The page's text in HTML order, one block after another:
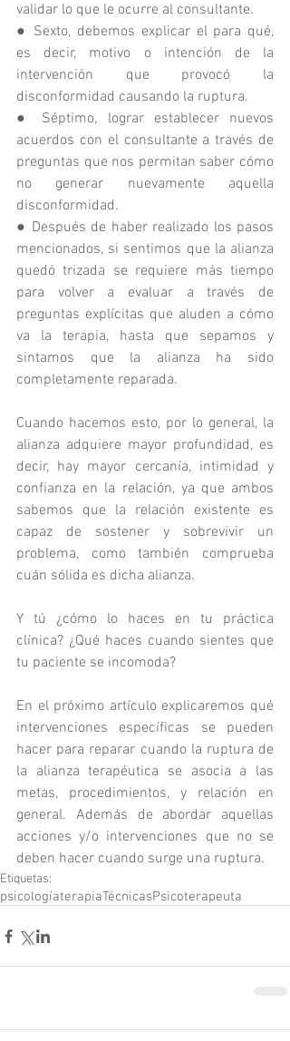
validar lo que le ocurre al consultante.
● Sexto, debemos explicar el para qué,
es decir, motivo o intención de la
intervención que provocó la
disconformidad causando la ruptura.
● Séptimo, lograr establecer nuevos
acuerdos con el consultante a través de
preguntas que nos permitan saber cómo
no generar nuevamente aquella
disconformidad.
● Después de haber realizado los pasos
mencionados, si sentimos que la alianza
quedó trizada se requiere más tiempo
para volver a evaluar a través de
preguntas explícitas que aluden a cómo
va la terapia, hasta que sepamos y
sintamos que la alianza ha sido
completamente reparada.
Cuando hacemos esto, por lo general, la
alianza adquiere mayor profundidad, es
decir, hay mayor cercanía, intimidad y
confianza en la relación, ya que ambos
sabemos que la relación existente es
capaz de sostener y sobrevivir un
problema, como también comprueba
cuán sólida es dicha alianza.
Y tú ¿cómo lo haces en tu práctica
clínica? ¿Qué haces cuando sientes que
tu paciente se incomoda?
En el próximo artículo explicaremos qué
intervenciones específicas se pueden
hacer para reparar cuando la ruptura de
la alianza terapéutica se asocia a las
metas, procedimientos, y relación en
general. Además de abordar aquellas
acciones y/o intervenciones que no se
deben hacer cuando surge una ruptura.
Etiquetas:
psicologíaterapiaTécnicasPsicoterapeuta